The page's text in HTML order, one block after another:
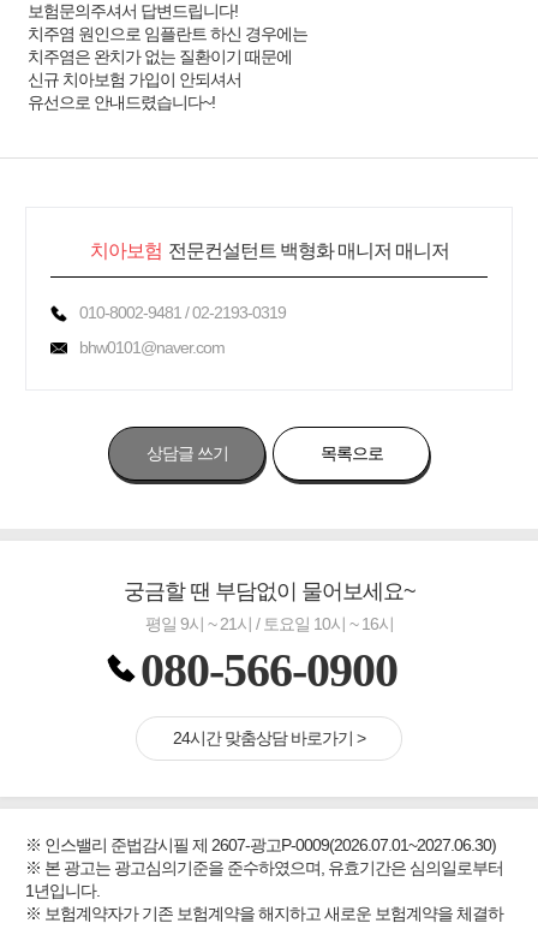
보험문의주셔서 답변드립니다!
치주염 원인으로 임플란트 하신 경우에는
치주염은 완치가 없는 질환이기 때문에
신규 치아보험 가입이 안되셔서
유선으로 안내드렸습니다~!
치아보험 전문컨설턴트 백형화 매니저 매니저
010-8002-9481 / 02-2193-0319
bhw0101@naver.com
상담글 쓰기 목록으로
궁금할 땐 부담없이 물어보세요~
평일 9시 ~ 21시 / 토요일 10시 ~ 16시
080-566-0900
24시간 맞춤상담 바로가기 >
※ 인스밸리 준법감시필 제 2607-광고P-0009(2026.07.01~2027.06.30)
※ 본 광고는 광고심의기준을 준수하였으며, 유효기간은 심의일로부터
1년입니다.
※ 보험계약자가 기존 보험계약을 해지하고 새로운 보험계약을 체결하